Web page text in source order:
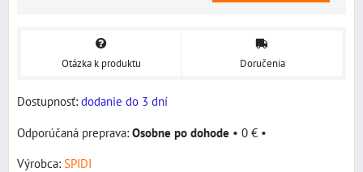
Otázka k produktu Doručenia
Dostupnosť: dodanie do 3 dní
Osobne po dohode • 0 € •
Výrobca: SPIDI